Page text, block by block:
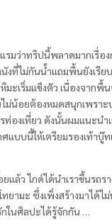
รมว่าทริปนี้พลาดมากเรื่อง
งที่ไม่กันน้ำแถมพื้นยังเรีย
ะเริ่มแข็งตัว เนื่องจากพื้
ม่น้อยต้องหมดสนุกเพราะ
ท่องเที่ยว ดังนั้นผมแนะนำ
แบบนี้ให้เตรียมรองเท้าบู๊
ยแล้ว ไกด์ได้นำเราขึ้นรถ
ทยามะ ซึ่งเพิ่งสร้างมาได้ไ
ในศิลปะได้รู้จักกัน …